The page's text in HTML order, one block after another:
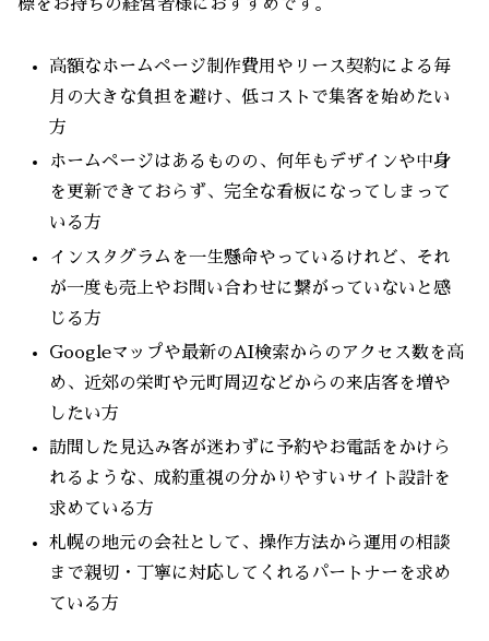
標をお持ちの経営者様におすすめです。
高額なホームページ制作費用やリース契約による毎
月の大きな負担を避け、低コストで集客を始めたい
方
ホームページはあるものの、何年もデザインや中身
を更新できておらず、完全な看板になってしまって
いる方
インスタグラムを一生懸命やっているけれど、それ
が一度も売上やお問い合わせに繋がっていないと感
じる方
Googleマップや最新のAI検索からのアクセス数を高
め、近郊の栄町や元町周辺などからの来店客を増や
したい方
訪問した見込み客が迷わずに予約やお電話をかけら
れるような、成約重視の分かりやすいサイト設計を
求めている方
札幌の地元の会社として、操作方法から運用の相談
まで親切・丁寧に対応してくれるパートナーを求め
ている方